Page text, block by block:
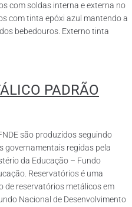
com soldas interna e externa no
com tinta epóxi azul mantendo a
bebedouros. Externo tinta
PADRÃO
são produzidos seguindo
governamentais regidas pela
da Educação – Fundo
Reservatórios é uma
de reservatórios metálicos em
Nacional de Desenvolvimento